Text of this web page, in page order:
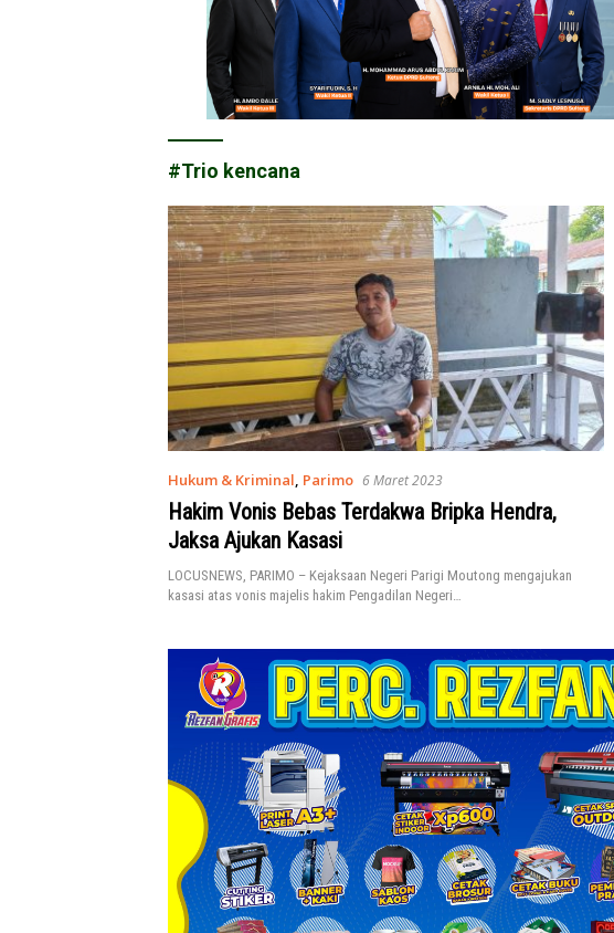
#Trio kencana
Hukum & Kriminal, Parimo 6 Maret 2023
Hakim Vonis Bebas Terdakwa Bripka Hendra,
Jaksa Ajukan Kasasi
LOCUSNEWS, PARIMO – Kejaksaan Negeri Parigi Moutong mengajukan
kasasi atas vonis majelis hakim Pengadilan Negeri…